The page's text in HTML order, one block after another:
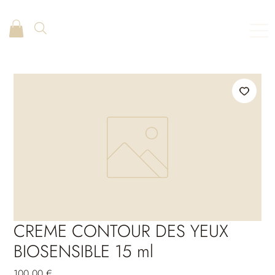
CREME CONTOUR DES YEUX
BIOSENSIBLE 15 ml